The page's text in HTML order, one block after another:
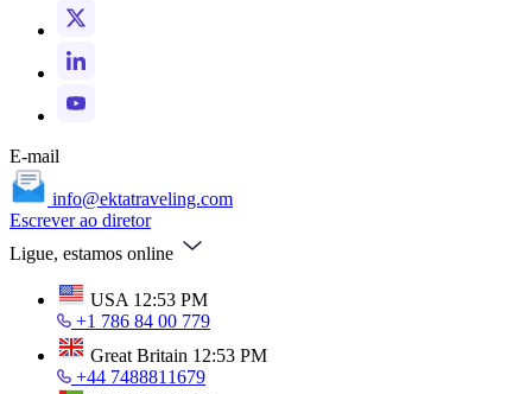
E-mail
info@ektatraveling.com
Escrever ao diretor
Ligue, estamos online
USA 12:53 PM
+1 786 84 00 779
Great Britain 12:53 PM
+44 7488811679